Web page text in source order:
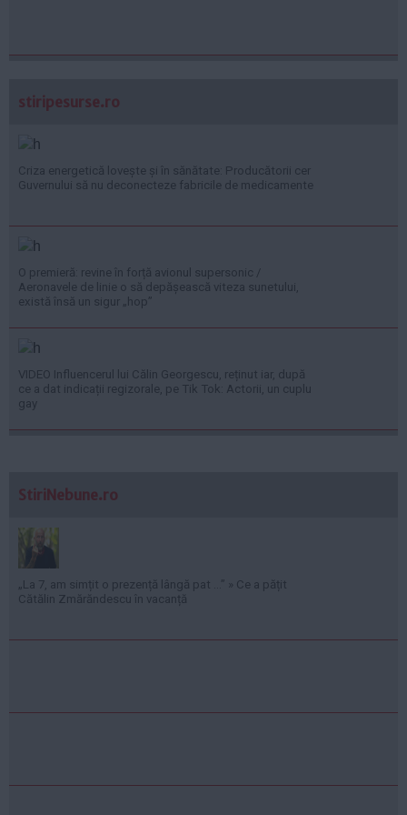
stiripesurse.ro
Criza energetică lovește și în sănătate: Producătorii cer
Guvernului să nu deconecteze fabricile de medicamente
O premieră: revine în forță avionul supersonic /
Aeronavele de linie o să depășească viteza sunetului,
există însă un sigur „hop”
VIDEO Influencerul lui Călin Georgescu, reținut iar, după
ce a dat indicații regizorale, pe Tik Tok: Actorii, un cuplu
gay
StiriNebune.ro
„La 7, am simțit o prezență lângă pat ...” » Ce a pățit
Cătălin Zmărăndescu în vacanță